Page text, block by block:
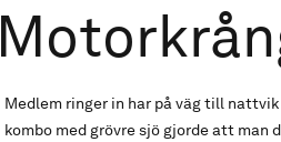
Medlem ringer in har på väg till
kombo med grövre sjö gjorde att man